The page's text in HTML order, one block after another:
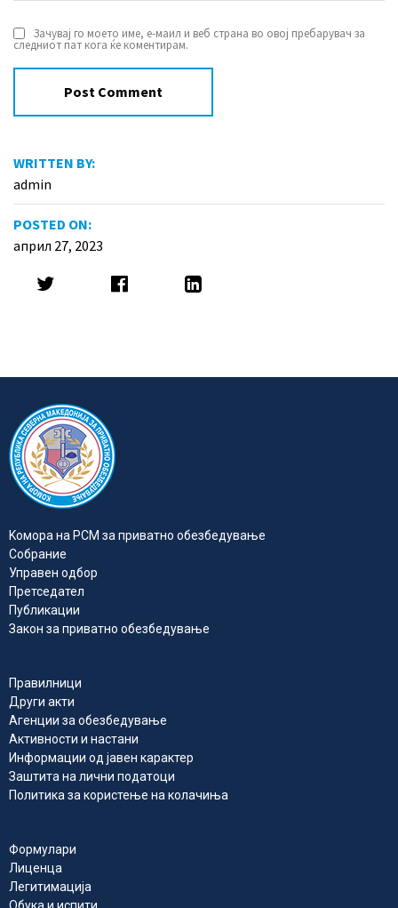
Зачувај го моето име, е-маил и веб страна во овој пребарувач за
следниот пат кога ќе коментирам.
WRITTEN BY:
admin
POSTED ON:
април 27, 2023
Kомора на РСМ за приватно обезбедувањe
Собрание
Управен одбор
Претседател
Публикации
Закон за приватно обезбедување
Правилници
Други акти
Агенции за обезбедување
Активности и настани
Информации од јавен карактер
Заштита на лични податоци
Политика за користење на колачиња
Формулари
Лиценца
Легитимација